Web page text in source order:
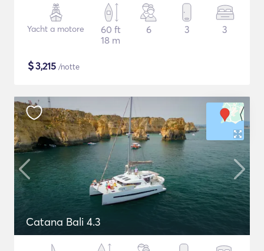
Yacht a motore
60 ft
18 m
6 3 3
$3,215 /notte
Catana Bali 4.3